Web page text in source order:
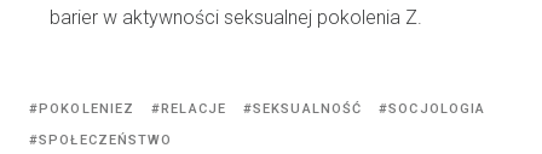
barier w aktywności seksualnej pokolenia Z.
POKOLENIEZ RELACJE SEKSUALNOŚĆ
SOCJOLOGIA
SPOŁECZEŃSTWO